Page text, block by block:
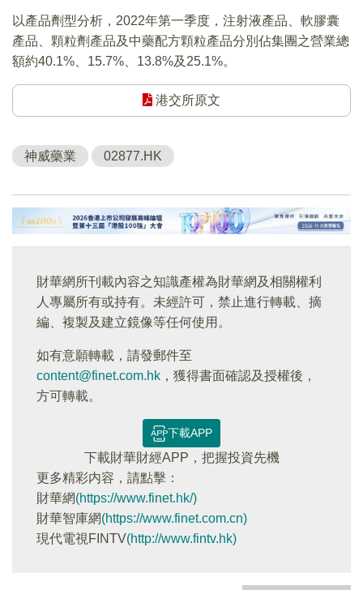
以產品劑型分析，2022年第一季度，注射液產品、軟膠囊
產品、顆粒劑產品及中藥配方顆粒產品分別佔集團之營業總
額約40.1%、15.7%、13.8%及25.1%。
港交所原文
神威藥業 02877.HK
財華網所刊載內容之知識產權為財華網及相關權利
人專屬所有或持有。未經許可，禁止進行轉載、摘
編、複製及建立鏡像等任何使用。
如有意願轉載，請發郵件至
content@finet.com.hk ，獲得書面確認及授權後，
方可轉載。
下載APP
下載財華財經APP，把握投資先機
更多精彩内容，請點擊：
財華網(https://www.finet.hk/)
財華智庫網(https://www.finet.com.cn)
現代電視FINTV(http://www.fintv.hk)